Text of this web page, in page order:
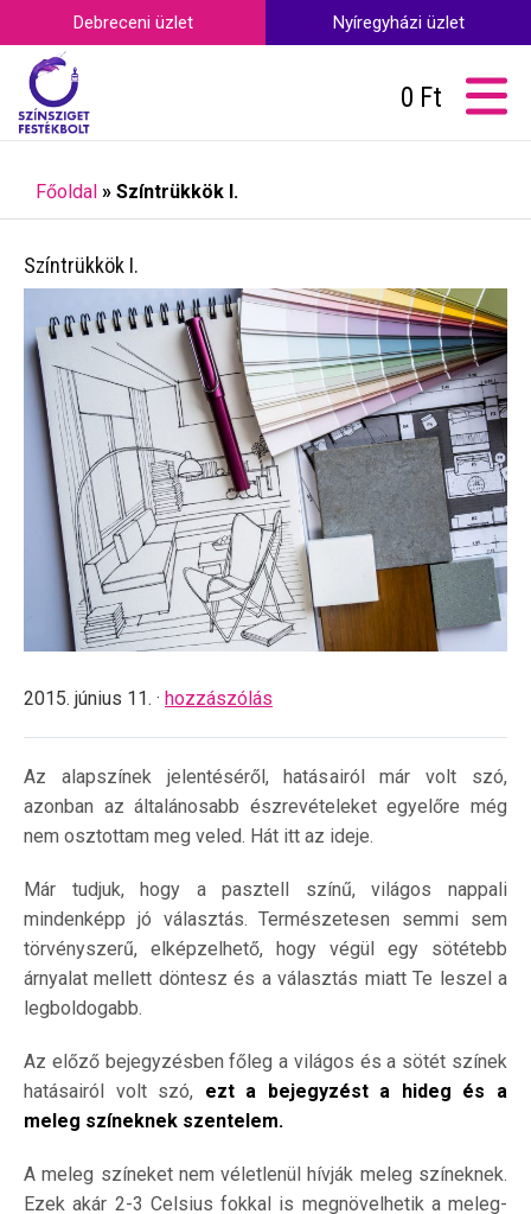
Debreceni üzlet Nyíregyházi üzlet
0 Ft
Főoldal » Színtrükkök I.
Színtrükkök I.
2015. június 11. · hozzászólás
Az alapszínek jelentéséről, hatásairól már volt szó,
azonban az általánosabb észrevételeket egyelőre még
nem osztottam meg veled. Hát itt az ideje.
Már tudjuk, hogy a pasztell színű, világos nappali
mindenképp jó választás. Természetesen semmi sem
törvényszerű, elképzelhető, hogy végül egy sötétebb
árnyalat mellett döntesz és a választás miatt Te leszel a
legboldogabb.
Az előző bejegyzésben főleg a világos és a sötét színek
hatásairól volt szó, ezt a bejegyzést a hideg és a
meleg színeknek szentelem.
A meleg színeket nem véletlenül hívják meleg színeknek.
Ezek akár 2-3 Celsius fokkal is megnövelhetik a meleg-